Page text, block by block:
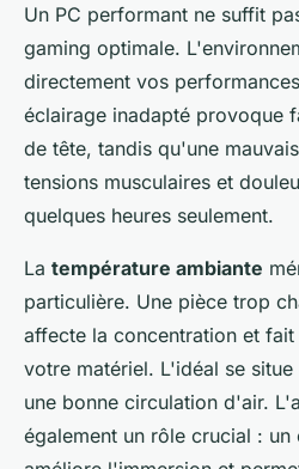
Un PC performant ne suffit
gaming optimale.
directement vos
éclairage inadapté provoque
de tête, tandis qu'une
tensions musculaires et
quelques heures seulement.
La température ambiante
particulière. Une pièce trop
affecte la concentration et
votre matériel. L'idéal se
une bonne circulation d'air.
également un rôle crucial : un